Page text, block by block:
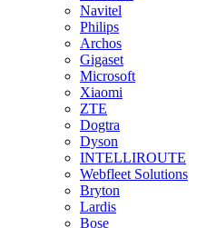
Navitel
Philips
Archos
Gigaset
Microsoft
Xiaomi
ZTE
Dogtra
Dyson
INTELLIROUTE
Webfleet Solutions
Bryton
Lardis
Bose